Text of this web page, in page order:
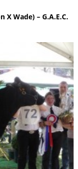
Wade) – G.A.E.C.